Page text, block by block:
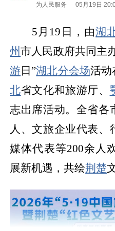
为人民服务 05月19日
5 月 19 日，由湖
州市人民政府共同主
游日”湖北分会场活动
北省文化和旅游厅、
志出席活动。 全省各
人 、文旅企业代表、
媒体代表等200余 人
展新机遇，共绘荆楚